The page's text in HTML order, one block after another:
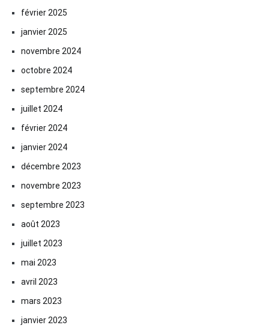
février 2025
janvier 2025
novembre 2024
octobre 2024
septembre 2024
juillet 2024
février 2024
janvier 2024
décembre 2023
novembre 2023
septembre 2023
août 2023
juillet 2023
mai 2023
avril 2023
mars 2023
janvier 2023